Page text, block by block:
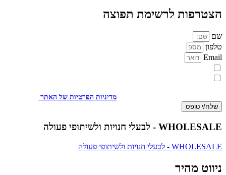
הצטרפות לרשימת תפוצה
שם
טלפון
Email
מדיניות הפרטיות של האתר
שלח/י טופס
WHOLESALE - לבעלי חנויות ולשיתופי פעולה
WHOLESALE - לבעלי חנויות ולשיתופי פעולה
ניווט מהיר